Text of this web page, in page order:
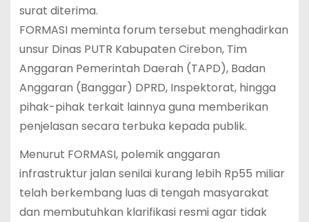
surat diterima.
FORMASI meminta forum tersebut menghadirkan
unsur Dinas PUTR Kabupaten Cirebon, Tim
Anggaran Pemerintah Daerah (TAPD), Badan
Anggaran (Banggar) DPRD, Inspektorat, hingga
pihak-pihak terkait lainnya guna memberikan
penjelasan secara terbuka kepada publik.
Menurut FORMASI, polemik anggaran
infrastruktur jalan senilai kurang lebih Rp55 miliar
telah berkembang luas di tengah masyarakat
dan membutuhkan klarifikasi resmi agar tidak